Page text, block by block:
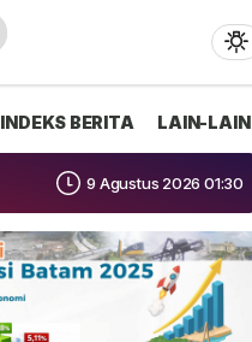
INDEKS BERITA LAIN-LAIN
9 Agustus 2026 01:30